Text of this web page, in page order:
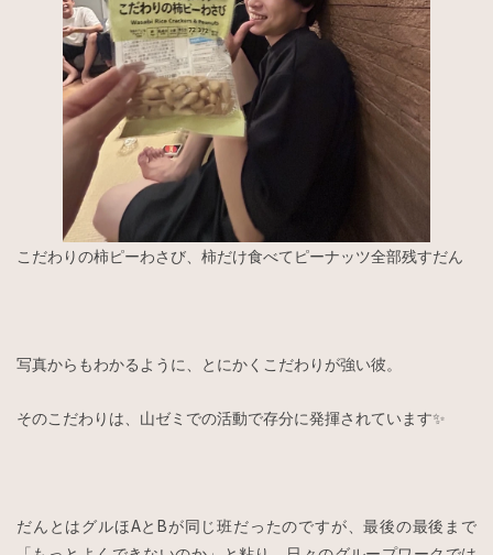
こだわりの柿ピーわさび、柿だけ食べてピーナッツ全部残すだん
写真からもわかるように、とにかくこだわりが強い彼。
そのこだわりは、山ゼミでの活動で存分に発揮されています✨
だんとはグルほAとBが同じ班だったのですが、最後の最後まで